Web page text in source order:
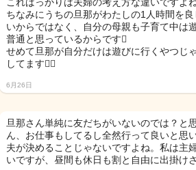
ちなみにうちの旦那がわたしの1人時間を
いからではなく、自分の母親も子育て中は
普通と思っているからです🫩
せめて旦那が自分だけは遊びに行くやつじ
してます😮‍💨
6月26日
旦那さん単純に友だちがいないのでは？と
ん、お仕事もしてるし全然行って良いと思
夫が決めることじゃないですよね。私は主
いですが、昼間も休日も割と自由に出掛け